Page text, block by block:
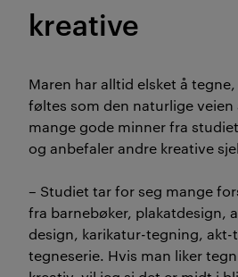
kreative
Maren har alltid elsket å
føltes som den naturlige veien
mange gode minner fra
og anbefaler andre kreative
– Studiet tar for seg mange
fra barnebøker, plakatdesign,
design, karikatur-tegning,
tegneserie. Hvis man liker